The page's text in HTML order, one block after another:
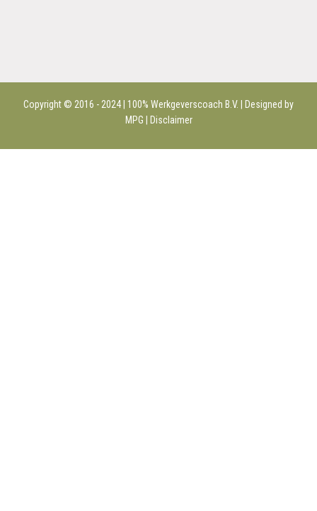
Copyright © 2016 - 2024 | 100% Werkgeverscoach B.V. | Designed by
MPG |
Disclaimer